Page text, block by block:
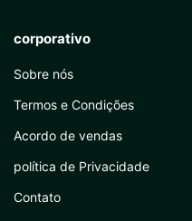
corporativo
Sobre nós
Termos e Condições
Acordo de vendas
política de Privacidade
Contato